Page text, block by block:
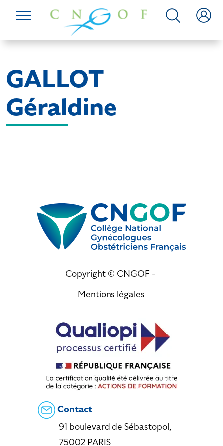
GALLOT
Géraldine
Copyright © CNGOF -
Mentions légales
Contact
91 boulevard de Sébastopol,
75002 PARIS